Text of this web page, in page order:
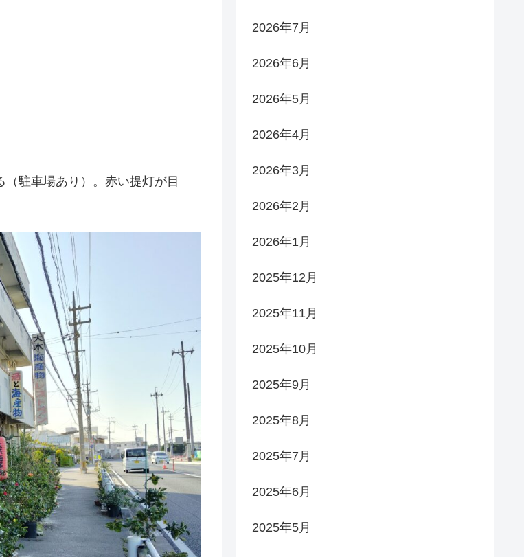
駐車場あり）。赤い提灯が目
2026年7月
2026年6月
2026年5月
2026年4月
2026年3月
2026年2月
2026年1月
2025年12月
2025年11月
2025年10月
2025年9月
2025年8月
2025年7月
2025年6月
2025年5月